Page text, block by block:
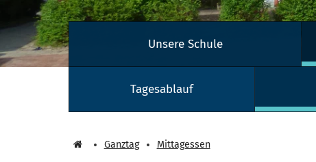
Unsere Schule
Tagesablauf
Ganztag Mittagessen